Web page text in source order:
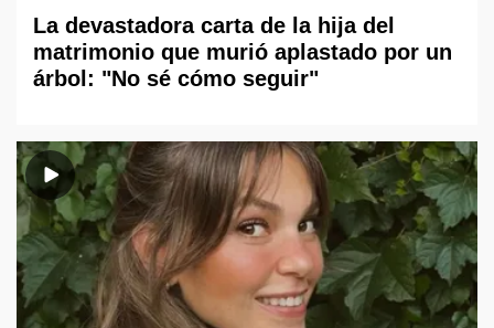
La devastadora carta de la hija del
matrimonio que murió aplastado por un
árbol: "No sé cómo seguir"